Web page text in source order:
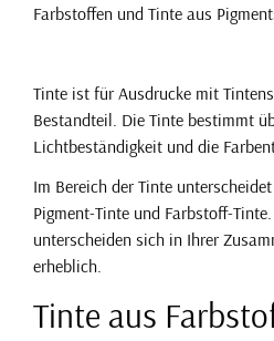
Farbstoffen und Tinte aus
Tinte ist für Ausdrucke mit
Bestandteil. Die Tinte bestimmt
Lichtbeständigkeit und die
Im Bereich der Tinte
Pigment-Tinte und Farbstoff-
unterscheiden sich in Ihrer
erheblich.
Tinte aus